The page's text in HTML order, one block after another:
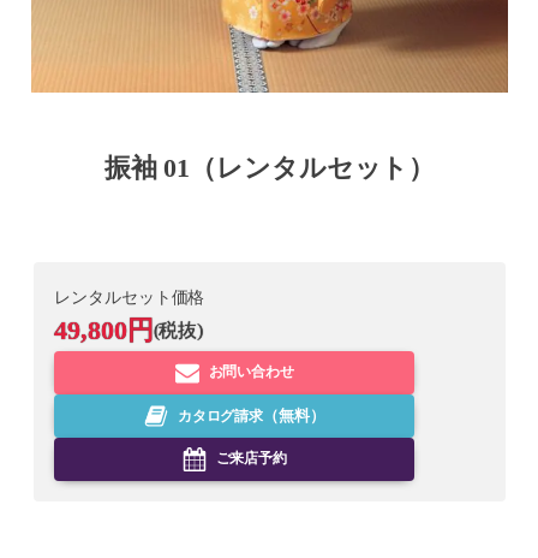
振袖 01（レンタルセット）
レンタルセット価格
49,800円 (税抜)
お問い合わせ
カタログ請求 （無料）
ご来店予約